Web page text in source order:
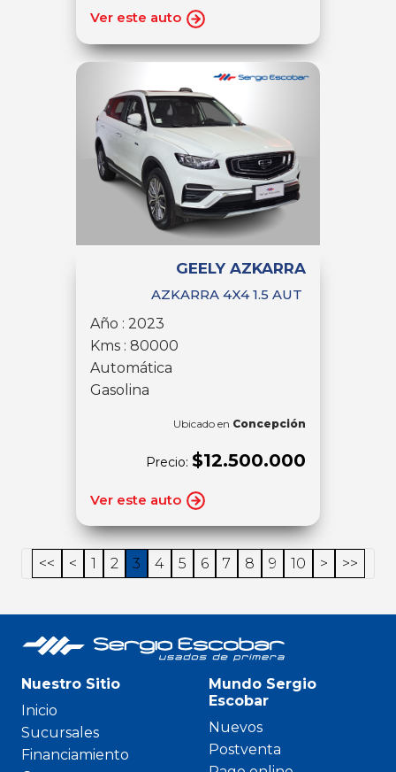
Ver este auto
GEELY AZKARRA
AZKARRA 4X4 1.5 AUT
Año : 2023
Kms : 80000
Automática
Gasolina
Ubicado en Concepción
Precio: $12.500.000
Ver este auto
<< < 1 2 3 4 5 6 7 8 9 10 > >>
Nuestro Sitio
Inicio
Sucursales
Financiamiento
Mundo Sergio
Escobar
Nuevos
Postventa